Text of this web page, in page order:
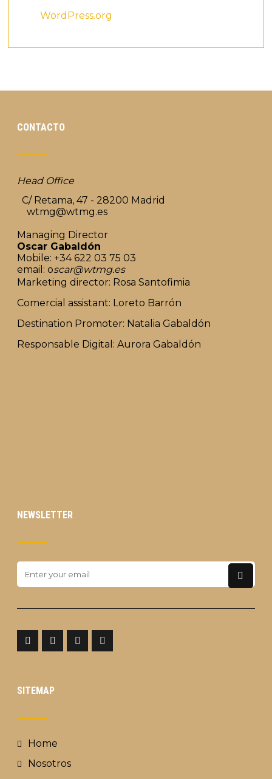
WordPress.org
CONTACTO
Head Office
C/ Retama, 47 - 28200 Madrid
wtmg@wtmg.es
Managing Director
Oscar Gabaldón
Mobile: +34 622 03 75 03
email: oscar@wtmg.es
Marketing director: Rosa Santofimia
Comercial assistant: Loreto Barrón
Destination Promoter: Natalia Gabaldón
Responsable Digital: Aurora Gabaldón
NEWSLETTER
SITEMAP
Home
Nosotros